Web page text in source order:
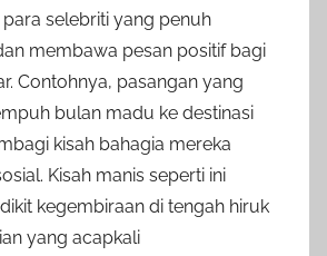
selebriti yang penuh
membawa pesan positif bagi
Contohnya, pasangan yang
bulan madu ke destinasi
kisah bahagia mereka
Kisah manis seperti ini
kegembiraan di tengah hiruk
yang acapkali